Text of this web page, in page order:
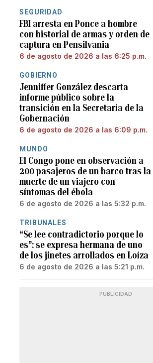
SEGURIDAD
FBI arresta en Ponce a hombre
con historial de armas y orden de
captura en Pensilvania
6 de agosto de 2026 a las 6:25 p.m.
GOBIERNO
Jenniffer González descarta
informe público sobre la
transición en la Secretaría de la
Gobernación
6 de agosto de 2026 a las 6:09 p.m.
MUNDO
El Congo pone en observación a
200 pasajeros de un barco tras la
muerte de un viajero con
síntomas del ébola
6 de agosto de 2026 a las 5:32 p.m.
TRIBUNALES
“Se lee contradictorio porque lo
es”: se expresa hermana de uno
de los jinetes arrollados en Loíza
6 de agosto de 2026 a las 5:21 p.m.
PUBLICIDAD